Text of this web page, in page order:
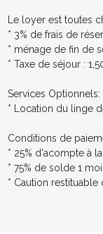
Le loyer est toutes
* 3% de frais de
* ménage de fin de
* Taxe de séjour :
Services Optionnels:
* Location du linge
Conditions de
* 25% d'acompte à
* 75% de solde 1
* Caution